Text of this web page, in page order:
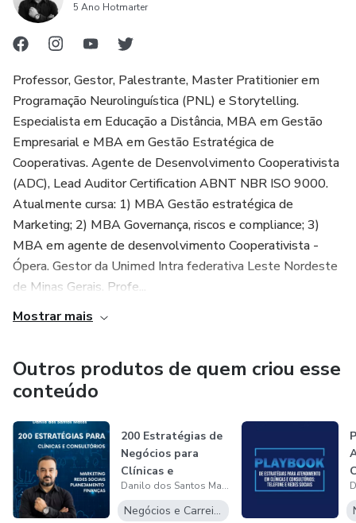
5 Ano Hotmarter
Professor, Gestor, Palestrante, Master Pratitionier em
Programação Neurolinguística (PNL) e Storytelling.
Especialista em Educação a Distância, MBA em Gestão
Empresarial e MBA em Gestão Estratégica de
Cooperativas. Agente de Desenvolvimento Cooperativista
(ADC), Lead Auditor Certification ABNT NBR ISO 9000.
Atualmente cursa: 1) MBA Gestão estratégica de
Marketing; 2) MBA Governança, riscos e compliance; 3)
MBA em agente de desenvolvimento Cooperativista -
Ópera. Gestor da Unimed Intra federativa Leste Nordeste
de Minas Gerais. Profe...
Mostrar mais
Outros produtos de quem criou esse
conteúdo
200 Estratégias de
Negócios para
Clínicas e
Consultórios
Danilo dos Santos Matos
Negócios e Carreira